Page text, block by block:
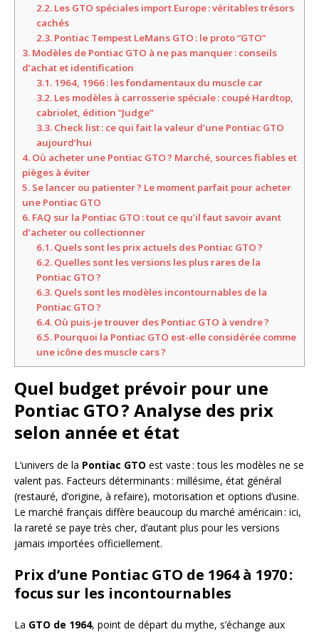
2.2.Les GTO spéciales import Europe : véritables trésors
cachés
2.3.Pontiac Tempest LeMans GTO : le proto “GTO”
3. Modèles de Pontiac GTO à ne pas manquer : conseils
d’achat et identification
3.1.1964, 1966 : les fondamentaux du muscle car
3.2.Les modèles à carrosserie spéciale : coupé Hardtop,
cabriolet, édition “Judge”
3.3.Check list : ce qui fait la valeur d’une Pontiac GTO
aujourd’hui
4. Où acheter une Pontiac GTO ? Marché, sources fiables et
pièges à éviter
5. Se lancer ou patienter ? Le moment parfait pour acheter
une Pontiac GTO
6. FAQ sur la Pontiac GTO : tout ce qu’il faut savoir avant
d’acheter ou collectionner
6.1.Quels sont les prix actuels des Pontiac GTO ?
6.2.Quelles sont les versions les plus rares de la
Pontiac GTO ?
6.3.Quels sont les modèles incontournables de la
Pontiac GTO ?
6.4.Où puis-je trouver des Pontiac GTO à vendre ?
6.5.Pourquoi la Pontiac GTO est-elle considérée comme
une icône des muscle cars ?
Quel budget prévoir pour une
Pontiac GTO ? Analyse des prix
selon année et état
L’univers de la Pontiac GTO est vaste : tous les modèles ne se
valent pas. Facteurs déterminants : millésime, état général
(restauré, d’origine, à refaire), motorisation et options d’usine.
Le marché français diffère beaucoup du marché américain : ici,
la rareté se paye très cher, d’autant plus pour les versions
jamais importées officiellement.
Prix d’une Pontiac GTO de 1964 à 1970 :
focus sur les incontournables
La GTO de 1964, point de départ du mythe, s’échange aux